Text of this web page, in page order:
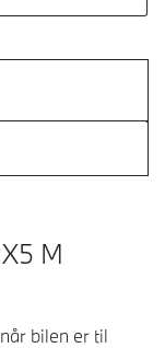
M
bilen er til